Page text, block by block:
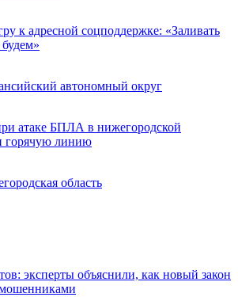
к адресной соцподдержке: «Заливать
автономный округ
атаке БПЛА в нижегородской
горячую линию
область
эксперты объяснили, как новый закон